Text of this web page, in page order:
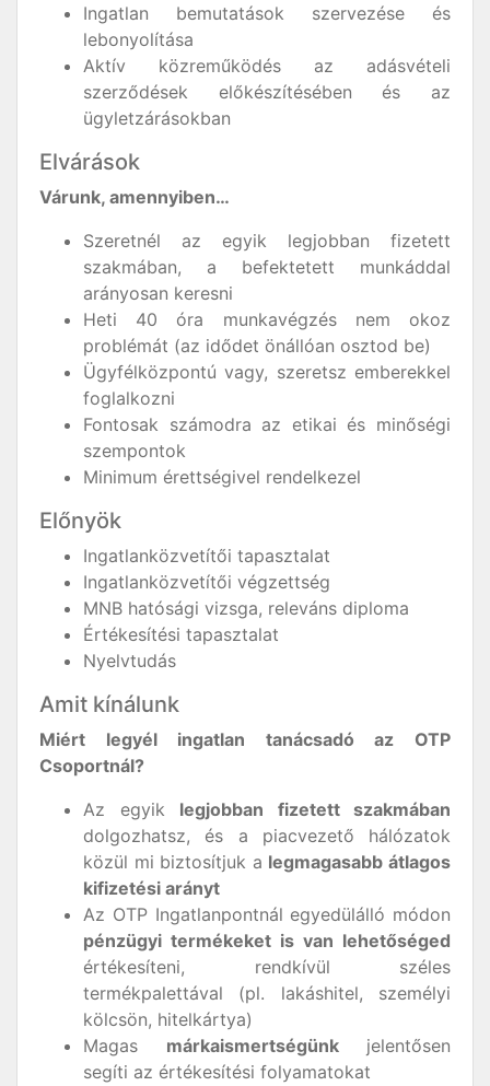
Ingatlan bemutatások szervezése és
lebonyolítása
Aktív közreműködés az adásvételi
szerződések előkészítésében és az
ügyletzárásokban
Elvárások
Várunk, amennyiben…
Szeretnél az egyik legjobban fizetett
szakmában, a befektetett munkáddal
arányosan keresni
Heti 40 óra munkavégzés nem okoz
problémát (az idődet önállóan osztod be)
Ügyfélközpontú vagy, szeretsz emberekkel
foglalkozni
Fontosak számodra az etikai és minőségi
szempontok
Minimum érettségivel rendelkezel
Előnyök
Ingatlanközvetítői tapasztalat
Ingatlanközvetítői végzettség
MNB hatósági vizsga, releváns diploma
Értékesítési tapasztalat
Nyelvtudás
Amit kínálunk
Miért legyél ingatlan tanácsadó az OTP
Csoportnál?
Az egyik legjobban fizetett szakmában
dolgozhatsz, és a piacvezető hálózatok
közül mi biztosítjuk a legmagasabb átlagos
kifizetési arányt
Az OTP Ingatlanpontnál egyedülálló módon
pénzügyi termékeket is van lehetőséged
értékesíteni, rendkívül széles
termékpalettával (pl. lakáshitel, személyi
kölcsön, hitelkártya)
Magas márkaismertségünkjelentősen
segíti az értékesítési folyamatokat